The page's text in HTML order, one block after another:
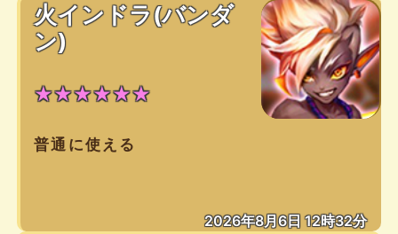
火インドラ(バンダ
ン)
★★★★★★
普通に使える
2026年8月6日 12時32分